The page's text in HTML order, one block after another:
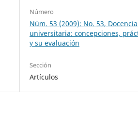
Número
Núm. 53 (2009): No. 53, Docencia
universitaria: concepciones,
y su evaluación
Sección
Artículos